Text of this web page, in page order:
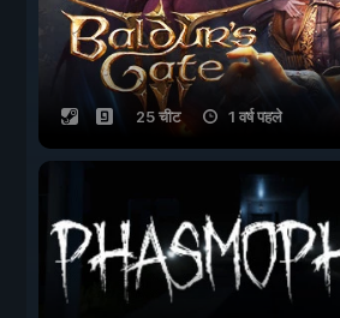
25 चीट 1 वर्ष पहले